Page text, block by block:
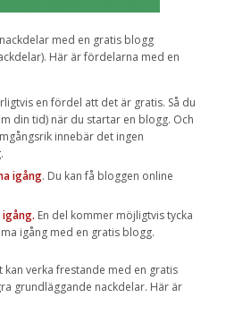
med en gratis blogg
Här är fördelarna med en
en fördel att det är gratis. Så du
din tid) när du startar en blogg. Och
innebär det ingen
igång. Du kan få bloggen online
En del kommer möjligtvis tycka
igång med en gratis blogg.
kan verka frestande med en gratis
grundläggande nackdelar. Här är